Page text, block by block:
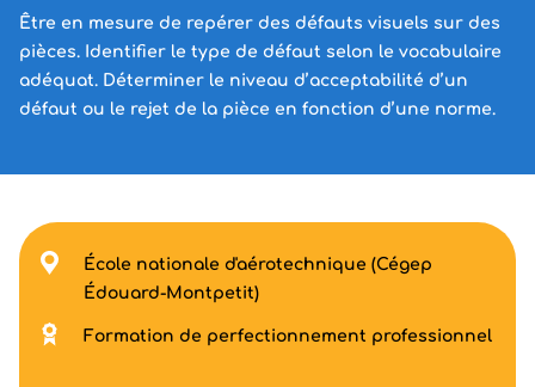
Être en mesure de repérer des défauts visuels sur des
pièces. Identifier le type de défaut selon le vocabulaire
adéquat. Déterminer le niveau d’acceptabilité d’un
défaut ou le rejet de la pièce en fonction d’une norme.
École nationale d'aérotechnique (Cégep
Édouard-Montpetit)
Formation de perfectionnement professionnel